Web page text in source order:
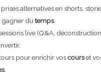
alternatives en shorts,
gagner dutemps.
live (Q&A,
pour enrichir voscourset
.